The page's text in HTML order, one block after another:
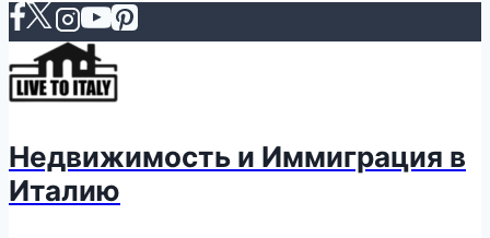
Недвижимость и Иммиграция в
Италию